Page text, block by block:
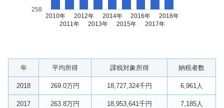
2010年
2011年
2012年
2013年
2014年
2015年
2016年
2017年
2018年
258
年 平均所得 課税対象所得 納税者数
2018 269.0万円 18,727,324千円 6,961人
2017 263.8万円 18,953,641千円 7,185人